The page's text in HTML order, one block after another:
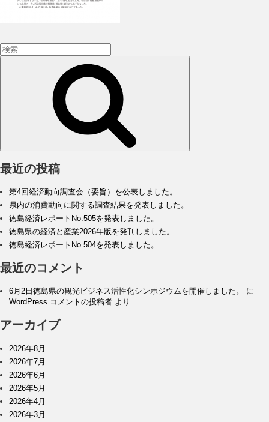
検
索:
最近の投稿
第4回経済動向調査会（要旨）を公表しました。
県内の消費動向に関する調査結果を発表しました。
徳島経済レポートNo.505を発表しました。
徳島県の経済と産業2026年版を発刊しました。
徳島経済レポートNo.504を発表しました。
最近のコメント
6月2日徳島県の観光ビジネス活性化シンポジウムを開催しました。
に
WordPress コメントの投稿者 より
アーカイブ
2026年8月
2026年7月
2026年6月
2026年5月
2026年4月
2026年3月